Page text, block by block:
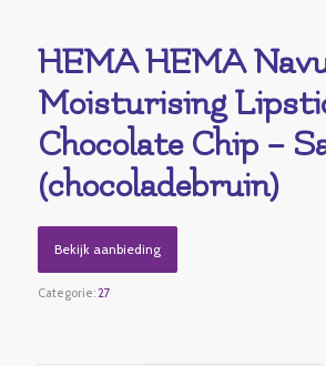
HEMA HEMA
Moisturising
Chocolate Chip –
(chocoladebruin)
Bekijk aanbieding
Categorie:27